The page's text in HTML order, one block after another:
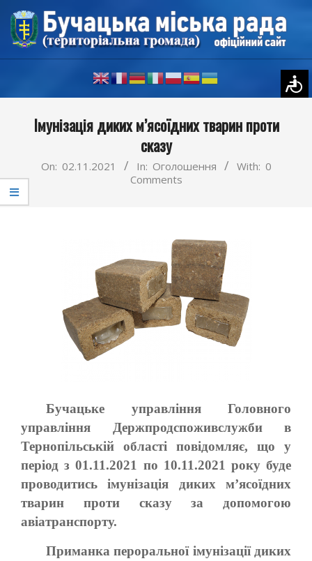
Skip
content
NavigationІмунізація диких м’ясоїдних тварин проти
сказу
On: 02.11.2021 In: Оголошення With: 0
Comments
Бучацьке управління Головного
управління Держпродспоживслужби в
Тернопільській області повідомляє, що у
період з 01.11.2021 по 10.11.2021 року буде
проводитись імунізація диких м’ясоїдних
тварин проти сказу за допомогою
авіатранспорту.
Приманка пероральної імунізації диких